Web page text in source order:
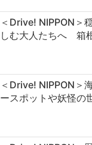
＜Drive! NIPPON＞
しむ大人たちへ 箱
＜Drive! NIPPON＞
ースポットや妖怪の